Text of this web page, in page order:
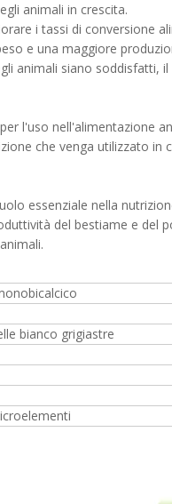
animali in crescita.
i tassi di conversione
e una maggiore
animali siano soddisfatti,
l'uso nell'alimentazione
che venga utilizzato in
essenziale nella
del bestiame e del
bianco grigiastre